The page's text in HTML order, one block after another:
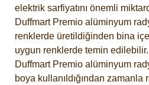
elektrik sarfiyatını önemli
Duffmart Premio alüminyum
renklerde üretildiğinden bina
uygun renklerde temin edilebilir.
Duffmart Premio alüminyum
boya kullanıldığından zamanla